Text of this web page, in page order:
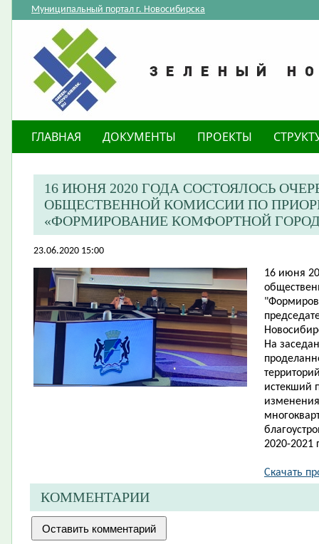
Муниципальный портал г. Новосибирска
ГЛАВНАЯ ДОКУМЕНТЫ ПРОЕКТЫ
​16 ИЮНЯ 2020 ГОДА СОСТОЯЛОСЬ
ОБЩЕСТВЕННОЙ КОМИССИИ ПО
«ФОРМИРОВАНИЕ КОМФОРТНОЙ
23.06.2020 15:00
16 июня
На
истекший
2020-2021
Скачать
КОММЕНТАРИИ